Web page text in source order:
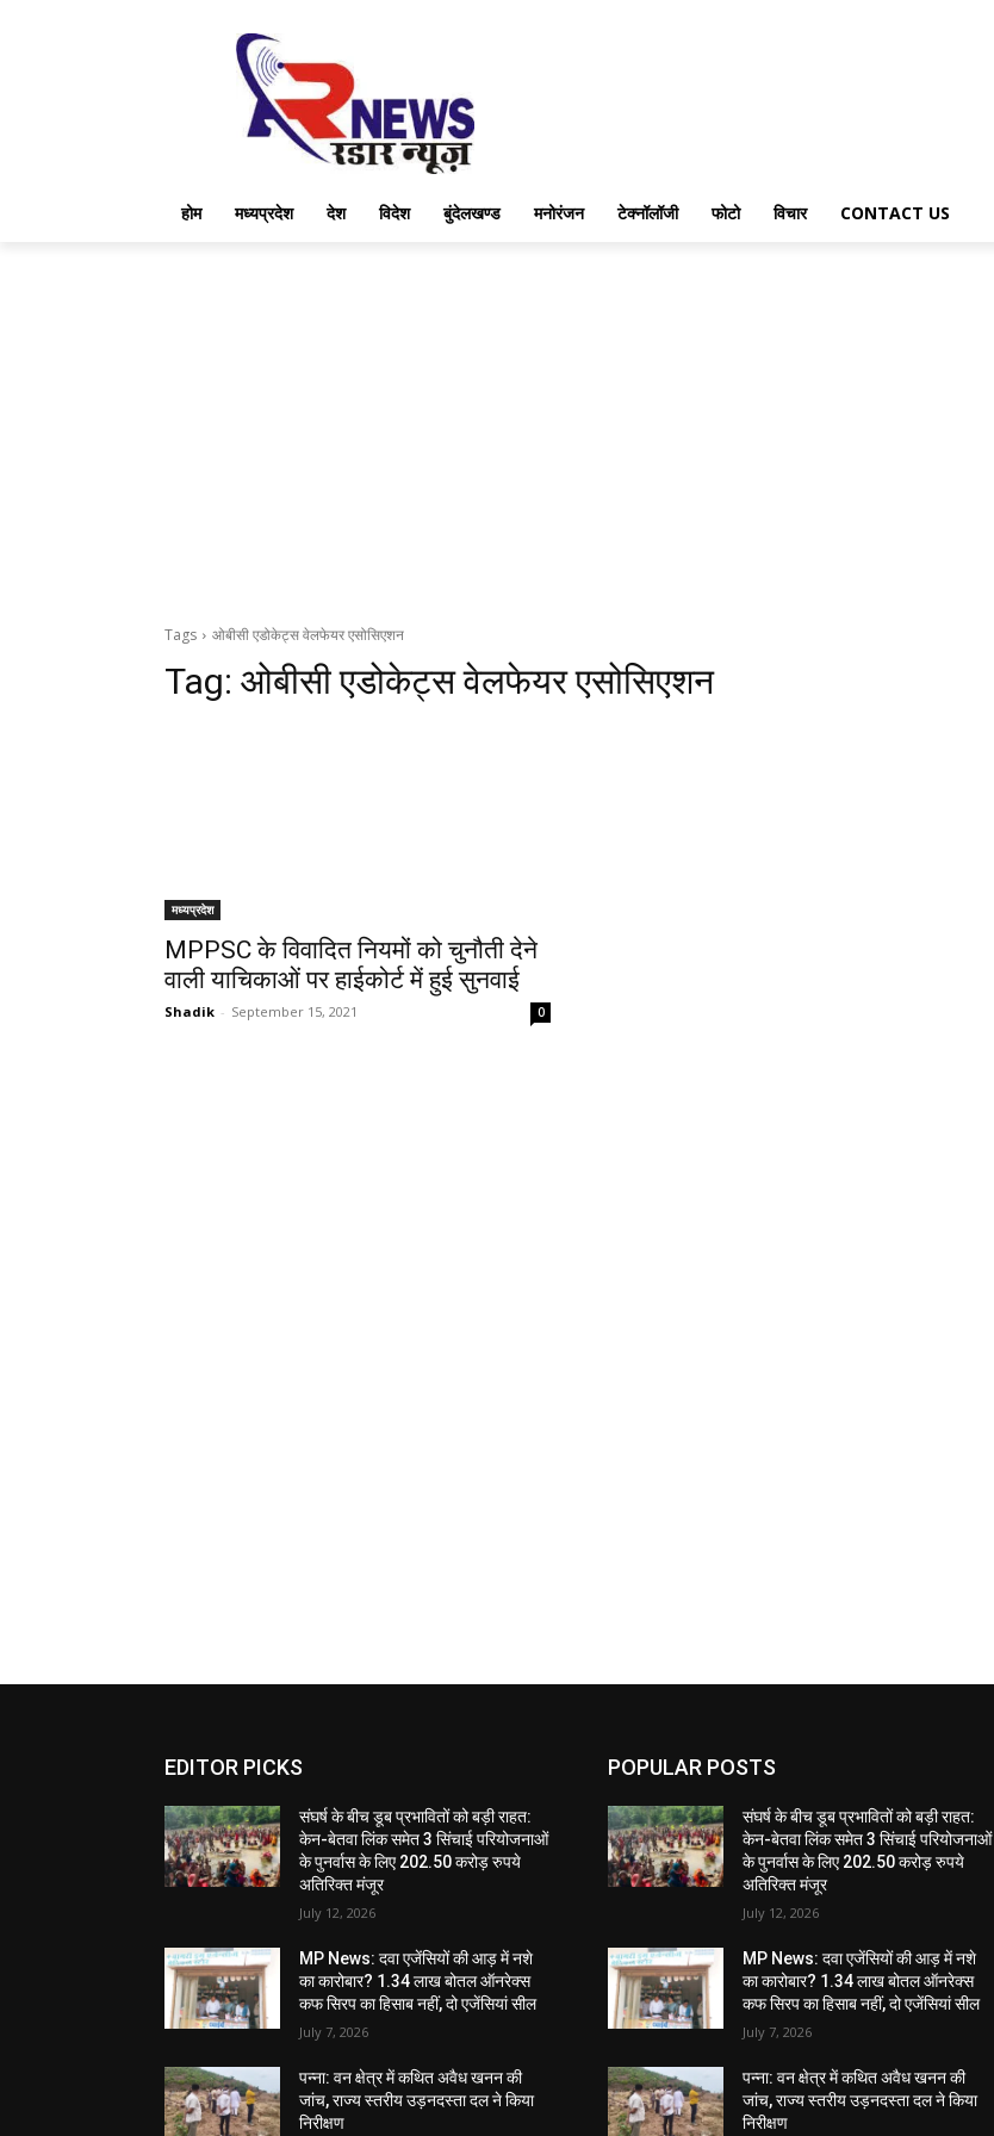
होम मध्यप्रदेश देश विदेश बुंदेलखण्ड मनोरंजन टेक्नॉलॉजी फोटो विचार CONTACT US
Tags ओबीसी एडोकेट्स वेलफेयर एसोसिएशन
Tag: ओबीसी एडोकेट्स वेलफेयर एसोसिएशन
मध्यप्रदेश
MPPSC के विवादित नियमों को चुनौती देने
वाली याचिकाओं पर हाईकोर्ट में हुई सुनवाई
Shadik - September 15, 2021 0
EDITOR PICKS
संघर्ष के बीच डूब प्रभावितों को बड़ी राहत:
केन-बेतवा लिंक समेत 3 सिंचाई परियोजनाओं
के पुनर्वास के लिए 202.50 करोड़ रुपये
अतिरिक्त मंजूर
July 12, 2026
MP News: दवा एजेंसियों की आड़ में नशे
का कारोबार? 1.34 लाख बोतल ऑनरेक्स
कफ सिरप का हिसाब नहीं, दो एजेंसियां सील
July 7, 2026
पन्ना: वन क्षेत्र में कथित अवैध खनन की
जांच, राज्य स्तरीय उड़नदस्ता दल ने किया
निरीक्षण
POPULAR POSTS
संघर्ष के बीच डूब प्रभावितों को बड़ी राहत:
केन-बेतवा लिंक समेत 3 सिंचाई परियोजनाओं
के पुनर्वास के लिए 202.50 करोड़ रुपये
अतिरिक्त मंजूर
July 12, 2026
MP News: दवा एजेंसियों की आड़ में नशे
का कारोबार? 1.34 लाख बोतल ऑनरेक्स
कफ सिरप का हिसाब नहीं, दो एजेंसियां सील
July 7, 2026
पन्ना: वन क्षेत्र में कथित अवैध खनन की
जांच, राज्य स्तरीय उड़नदस्ता दल ने किया
निरीक्षण